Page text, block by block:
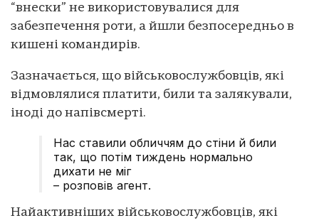
“внески” не використовувалися для
забезпечення роти, а йшли безпосередньо в
кишені командирів.
Зазначається, що військовослужбовців, які
відмовлялися платити, били та залякували,
іноді до напівсмерті.
Нас ставили обличчям до стіни й били
так, що потім тиждень нормально
дихати не міг
– розповів агент.
Найактивніших військовослужбовців, які